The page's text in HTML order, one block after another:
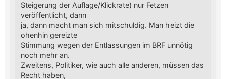
Steigerung der Auflage/Klickrate) nur Fetzen
veröffentlicht, dann
ja, dann macht man sich mitschuldig. Man heizt die
ohenhin gereizte
Stimmung wegen der Entlassungen im BRF unnötig
noch mehr an.
Zweitens, Politiker, wie auch alle anderen, müssen das
Recht haben,